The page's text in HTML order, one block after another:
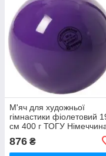
М'яч для художньої
гімнастики фіолетовий
см 400 г ТОГУ
876 ₴